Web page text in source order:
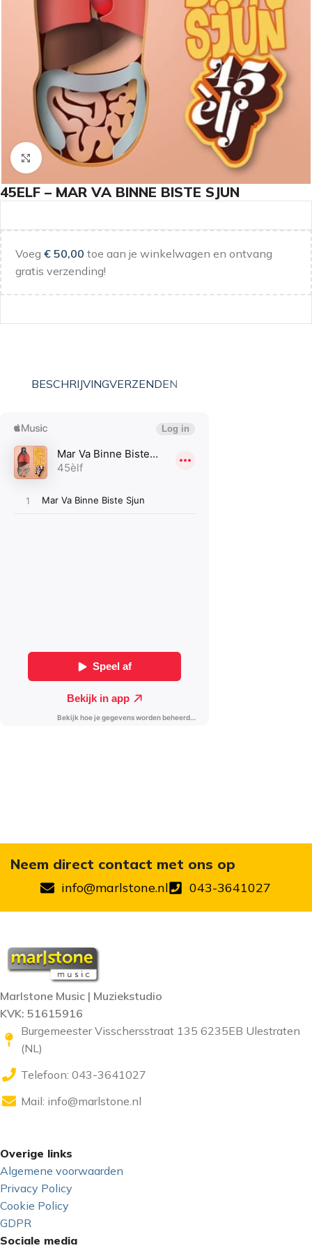
Klik om te vergroten
45ELF – MAR VA BINNE BISTE SJUN
Voeg € 50,00 toe aan je winkelwagen en ontvang
gratis verzending!
BESCHRIJVINGVERZENDEN
Neem direct contact met ons op
info@marlstone.nl 043-3641027
Marlstone Music | Muziekstudio
KVK: 51615916
Burgemeester Visschersstraat 135 6235EB Ulestraten
(NL)
Telefoon: 043-3641027
Mail: info@marlstone.nl
Overige links
Algemene voorwaarden
Privacy Policy
Cookie Policy
GDPR
Sociale media